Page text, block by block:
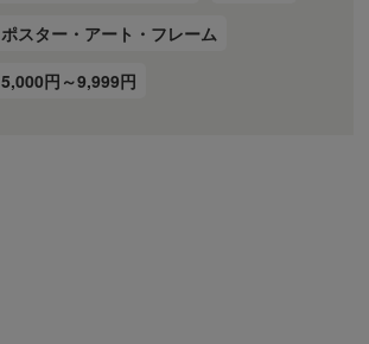
ポスター・アート・フレーム
5,000円～9,999円